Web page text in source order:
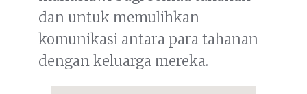
dan untuk memulihkan
komunikasi antara para tahanan
dengan keluarga mereka.